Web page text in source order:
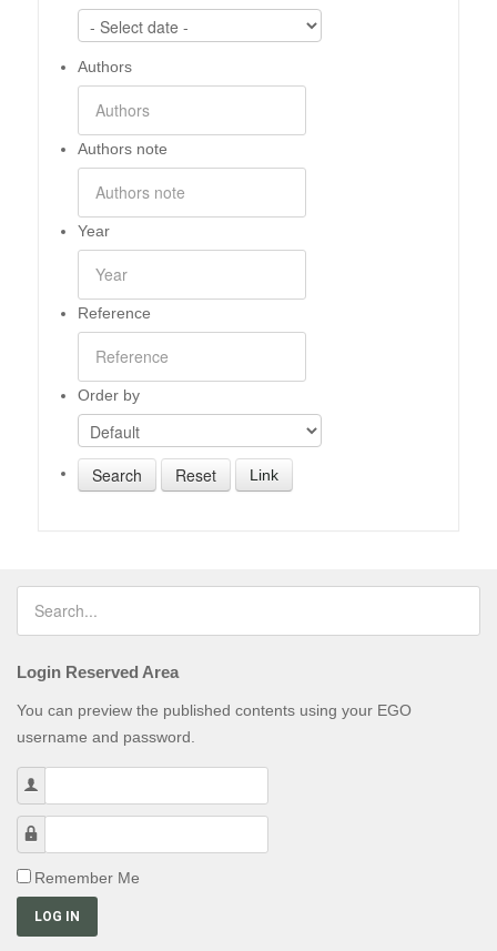
Authors
Authors note
Year
Reference
Order by
Link
Login Reserved Area
You can preview the published contents using your EGO
username and password.
Remember Me
LOG IN